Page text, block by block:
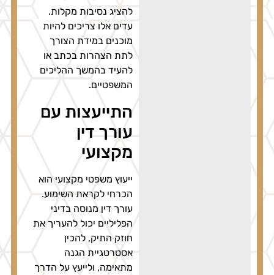
להציג נסיבות מקלות.
עדים אלו צריכים להיות
מוכנים במידת הצורך
לתת הצהרות בכתב או
להעיד בהמשך ההליכים
המשפטיים.
התייעצות עם
עורך דין
מקצועי
ייעוץ משפטי מקצועי הוא
הכרחי לקראת השימוע.
עורך דין מנוסה בדיני
הפליליים יכול להעריך את
חוזק התיק, להכין
אסטרטגיית הגנה
מתאימה, ולייעץ על הדרך